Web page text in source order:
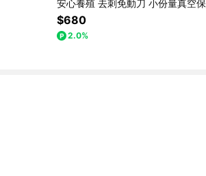
安心養殖 去刺免動刀 小份量真空
品 / 銀髮滋補 / 下班快煮必備) 可指
購
$680
2.0%